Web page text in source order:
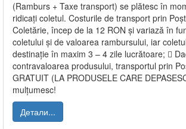
(Ramburs + Taxe transport) se plătesc în
ridicați coletul. Costurile de transport prin
Coletărie, încep de la 12 RON și variază în
coletului și de valoarea rambursului, iar
destinație în maxim 3 – 4 zile lucrătoare; 
contravaloarea produsului, transportul prin
GRATUIT (LA PRODUSELE CARE
mulțumesc!
Детали...